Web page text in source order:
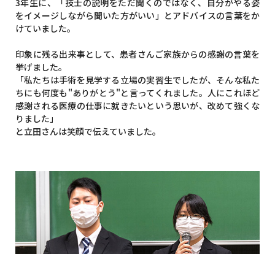
3年生に、「技士の説明をただ聞くのではなく、自分がやる姿
をイメージしながら聞いた方がいい」とアドバイスの言葉をか
けていました。
印象に残る出来事として、患者さんご家族からの感謝の言葉を
挙げました。
「私たちは手術を見学する立場の実習生でしたが、そんな私た
ちにも何度も"ありがとう"と言ってくれました。人にこれほど
感謝される医療の仕事に就きたいという思いが、改めて強くな
りました」
と立田さんは笑顔で伝えていました。